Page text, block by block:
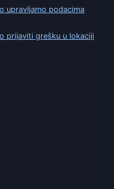
upravljamo podacima
prijaviti grešku u lokaciji